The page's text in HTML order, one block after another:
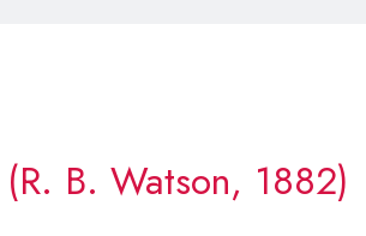
B. Watson, 1882)